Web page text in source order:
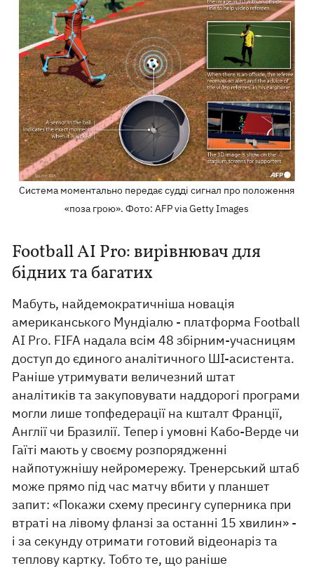
Система моментально передає судді сигнал про положення
«поза грою». Фото: AFP via Getty Images
Football AI Pro: вирівнювач для
бідних та багатих
Мабуть, найдемократичніша новація
американського Мундіалю - платформа Football
AI Pro. FIFA надала всім 48 збірним-учасницям
доступ до єдиного аналітичного ШІ-асистента.
Раніше утримувати величезний штат
аналітиків та закуповувати наддорогі програми
могли лише топфедерації на кшталт Франції,
Англії чи Бразилії. Тепер і умовні Кабо-Верде чи
Гаїті мають у своєму розпорядженні
найпотужнішу нейромережу. Тренерський штаб
може прямо під час матчу вбити у планшет
запит: «Покажи схему пресингу суперника при
втраті на лівому фланзі за останні 15 хвилин» -
і за секунду отримати готовий відеонаріз та
теплову картку. Тобто те, що раніше